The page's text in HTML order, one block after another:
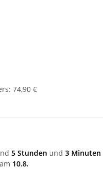
: 74,90 €
5 Stunden und 3 Minuten
10.8.